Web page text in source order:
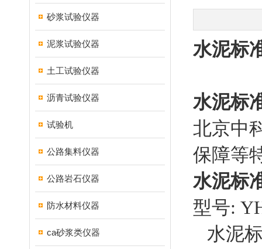
砂浆试验仪器
泥浆试验仪器
土工试验仪器
沥青试验仪器
试验机
公路集料仪器
公路岩石仪器
防水材料仪器
ca砂浆类仪器
水泥标
水泥标
北京中
保障等
水泥标
型号:
水泥